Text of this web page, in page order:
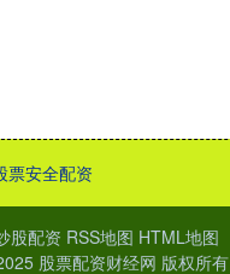
票安全配资
股配资 RSS地图 HTML地图
股票配资财经网 版权所有